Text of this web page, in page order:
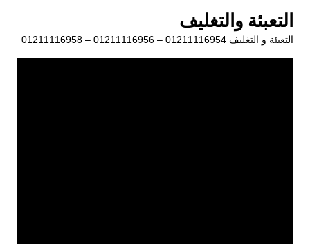
المحتوى
التعبئة والتغليف
التعبئة و التغليف 01211116954 – 01211116956 – 01211116958